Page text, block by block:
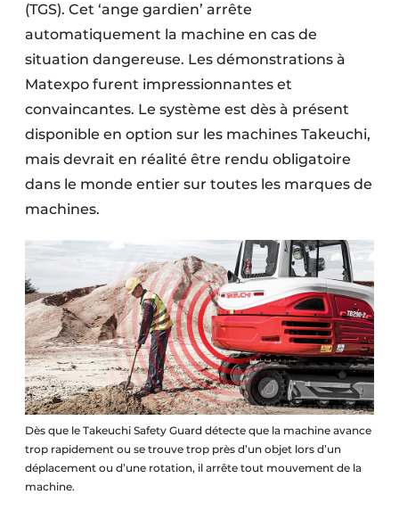
(TGS). Cet ‘ange gardien’ arrête
automatiquement la machine en cas de
situation dangereuse. Les démonstrations à
Matexpo furent impressionnantes et
convaincantes. Le système est dès à présent
disponible en option sur les machines Takeuchi,
mais devrait en réalité être rendu obligatoire
dans le monde entier sur toutes les marques de
machines.
Dès que le Takeuchi Safety Guard détecte que la machine avance
trop rapidement ou se trouve trop près d’un objet lors d’un
déplacement ou d’une rotation, il arrête tout mouvement de la
machine.